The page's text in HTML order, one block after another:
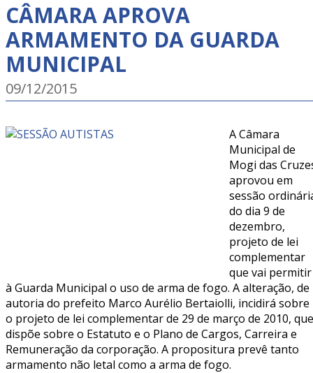
CÂMARA APROVA
ARMAMENTO DA GUARDA
MUNICIPAL
09/12/2015
A Câmara
Municipal de
Mogi das
aprovou em
sessão
do dia 9 de
dezembro,
projeto de lei
complementar
que vai permitir
à Guarda Municipal o uso de arma de fogo. A alteração, de
autoria do prefeito Marco Aurélio Bertaiolli, incidirá sobre
o projeto de lei complementar de 29 de março de 2010, que
dispõe sobre o Estatuto e o Plano de Cargos, Carreira e
Remuneração da corporação. A propositura prevê tanto
armamento não letal como a arma de fogo.